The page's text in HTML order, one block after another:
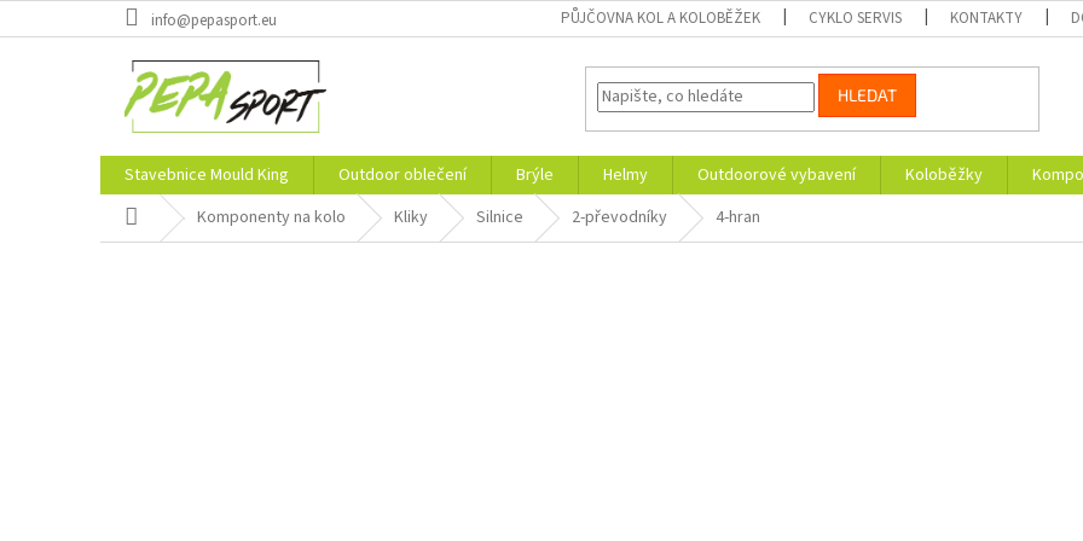
na
info@pepasport.eu PŮJČOVNA KOL A KOLOBĚŽEK CYKLO SERVIS KONTAKTY
HLEDAT
Stavebnice Mould King Outdoor oblečení Brýle Helmy Outdoorové vybavení Koloběžky
Domů Komponenty na kolo Kliky Silnice 2-převodníky 4-hran